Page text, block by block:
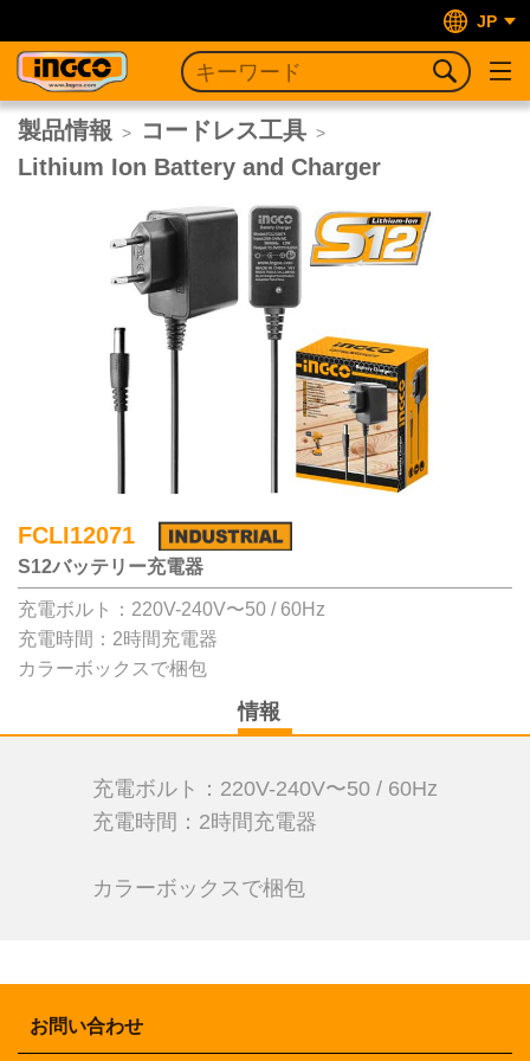
JP
製品情報 > コードレス工具 >
Lithium Ion Battery and Charger
FCLI12071
S12バッテリー充電器
充電ボルト：220V-240V〜50 / 60Hz
充電時間：2時間充電器
カラーボックスで梱包
情報
充電ボルト：220V-240V〜50 / 60Hz
充電時間：2時間充電器
カラーボックスで梱包
お問い合わせ